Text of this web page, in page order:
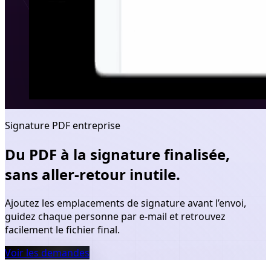
Signature PDF entreprise
Du PDF à la signature finalisée,
sans aller-retour inutile.
Ajoutez les emplacements de signature avant l’envoi,
guidez chaque personne par e-mail et retrouvez
facilement le fichier final.
Voir les demandes